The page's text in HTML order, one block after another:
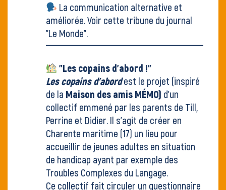
La communication alternative et
améliorée. Voir cette tribune du journal
"Le Monde".
"Les copains d'abord !"
Les copains d’abord est le projet (inspiré
de la Maison des amis MÉMO) d'un
collectif emmené par les parents de Till,
Perrine et Didier. Il s'agit de créer en
Charente maritime (17) un lieu pour
accueillir de jeunes adultes en situation
de handicap ayant par exemple des
Troubles Complexes du Langage.
Ce collectif fait circuler un questionnaire